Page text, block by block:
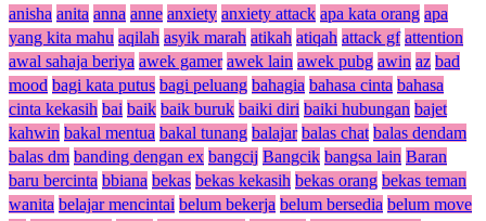
anisha anita anna anne anxiety anxiety attack apa kata orang apa
yang kita mahu aqilah asyik marah atikah atiqah attack gf attention
awal sahaja beriya awek gamer awek lain awek pubg awin az bad
mood bagi kata putus bagi peluang bahagia bahasa cinta bahasa
cinta kekasih bai baik baik buruk baiki diri baiki hubungan bajet
kahwin bakal mentua bakal tunang balajar balas chat balas dendam
balas dm banding dengan ex bangcij Bangcik bangsa lain Baran
baru bercinta bbiana bekas bekas kekasih bekas orang bekas teman
wanita belajar mencintai belum bekerja belum bersedia belum move